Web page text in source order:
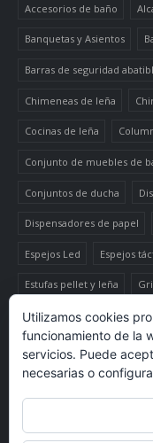
Accesorios de baño
Banquetas y Asientos
Barras de seguridad
Chimeneas de leña
Cocinas de leña
Conjunto de muebles de
Conjuntos de ducha
Dispensadores de papel
Espejos Led Espejos
Estufas pellet y leña
Luminaria Mueble
Termo-productos de leña
TermoEstufas de Pellets
Utilizamos cookies
funcionamiento de la
servicios. Puede
necesarias o